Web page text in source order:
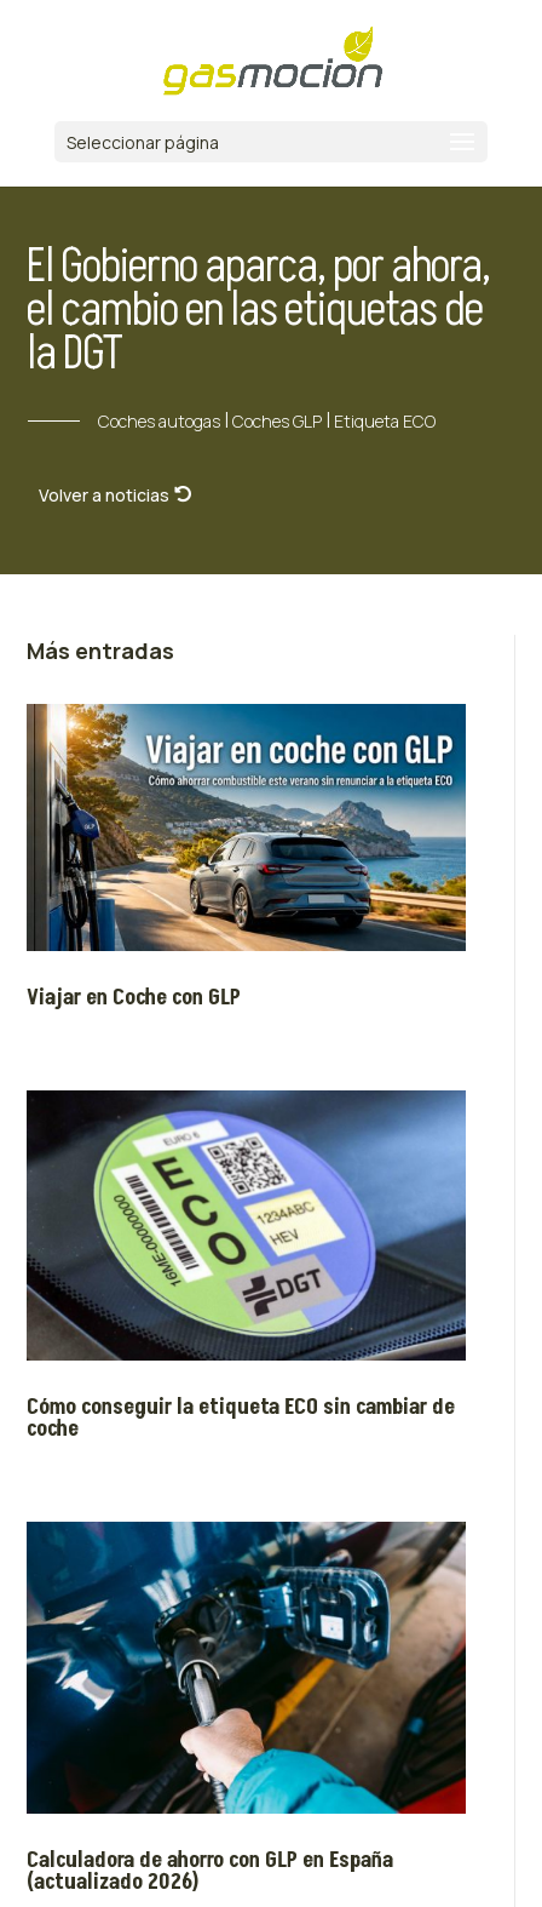
Seleccionar página
El Gobierno aparca, por ahora,
el cambio en las etiquetas de
la DGT
Coches autogas| Coches GLP| Etiqueta ECO
Volver a noticias
Más entradas
Viajar en Coche con GLP
Cómo conseguir la etiqueta ECO sin cambiar de
coche
Calculadora de ahorro con GLP en España
(actualizado 2026)